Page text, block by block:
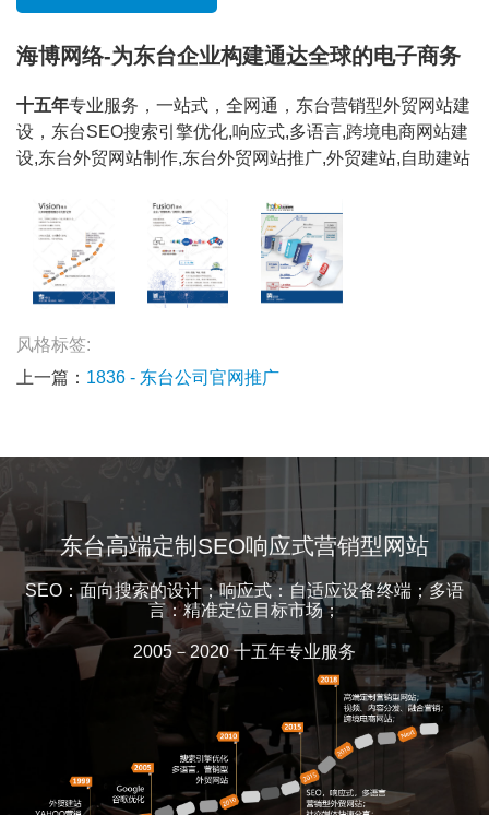
海博网络-为东台企业构建通达全球的电子商务
十五年专业服务，一站式，全网通，东台营销型外贸网站建
设，东台SEO搜索引擎优化,响应式,多语言,跨境电商网站建
设,东台外贸网站制作,东台外贸网站推广,外贸建站,自助建站
风格标签:
上一篇： 1836 - 东台公司官网推广
东台高端定制SEO响应式营销型网站
SEO：面向搜索的设计；响应式：自适应设备终端；多语
言：精准定位目标市场；
2005－2020 十五年专业服务